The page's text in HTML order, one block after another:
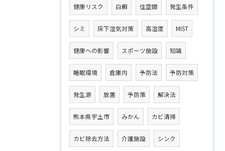
健康リスク 白癬 住空間 発生条件
シミ 床下湿気対策 高湿度 MIST
健康への影響 スポーツ施設 知識
睡眠環境 倉庫内 予防法 予防対策
発生源 放置 予防策 解決法
熊本県宇土市 みかん カビ清掃
カビ除去方法 介護施設 シンク